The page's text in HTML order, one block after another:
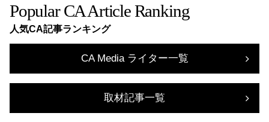
Popular CA Article Ranking
人気CA記事ランキング
CA Media ライター一覧
取材記事一覧